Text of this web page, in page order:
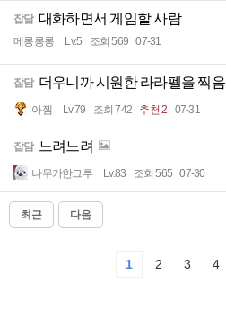
잡담 대화하면서 게임할 사람
메롱롱롱 Lv.5 조회 569 07-31
잡담 더우니까 시원한 라라펠을 찍음
아젬 Lv.79 조회 742 추천 2 07-31
잡담 느려느려
나무가한그루 Lv.83 조회 565 07-30
최근 다음
1 2 3 4